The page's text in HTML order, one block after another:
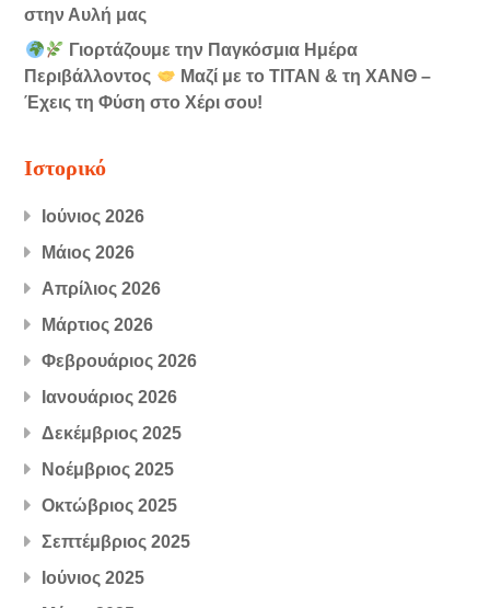
στην Αυλή μας
Γιορτάζουμε την Παγκόσμια Ημέρα
Περιβάλλοντος
Μαζί με το ΤΙΤΑΝ & τη ΧΑΝΘ –
Έχεις τη Φύση στο Χέρι σου!
Ιστορικό
Ιούνιος 2026
Μάιος 2026
Απρίλιος 2026
Μάρτιος 2026
Φεβρουάριος 2026
Ιανουάριος 2026
Δεκέμβριος 2025
Νοέμβριος 2025
Οκτώβριος 2025
Σεπτέμβριος 2025
Ιούνιος 2025